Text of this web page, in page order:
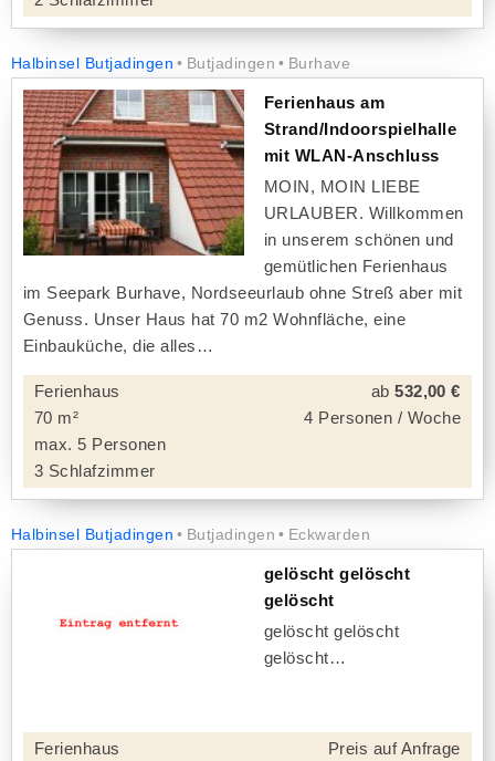
Halbinsel Butjadingen Butjadingen Burhave
Ferienhaus am
Strand/Indoorspielhalle
mit WLAN-Anschluss
MOIN, MOIN LIEBE
URLAUBER. Willkommen
in unserem schönen und
gemütlichen Ferienhaus
im Seepark Burhave, Nordseeurlaub ohne Streß aber mit
Genuss. Unser Haus hat 70 m2 Wohnfläche, eine
Einbauküche, die alles
Ferienhaus
70 m²
max. 5 Personen
3 Schlafzimmer
ab532,00 €
4 Personen / Woche
Halbinsel Butjadingen Butjadingen Eckwarden
gelöscht gelöscht
gelöscht
gelöscht gelöscht
gelöscht
Ferienhaus
Preis auf Anfrage